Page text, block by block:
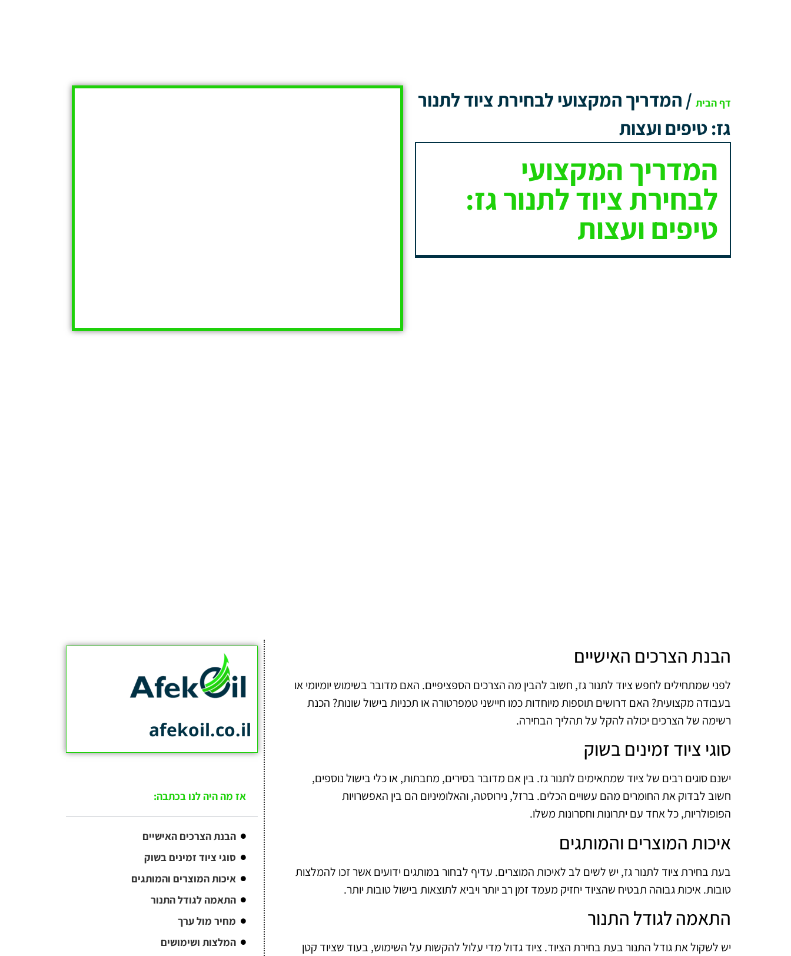
דף הבית /המדריך המקצועי לבחירת ציוד לתנור
גז: טיפים ועצות
המדריך המקצועי
לבחירת ציוד לתנור גז:
טיפים ועצות
הבנת הצרכים האישיים
לפני שמתחילים לחפש ציוד לתנור גז, חשוב להבין מה הצרכים הספציפיים. האם מדובר בשימוש יומיומי או
בעבודה מקצועית? האם דרושים תוספות מיוחדות כמו חיישני טמפרטורה או תכניות בישול שונות? הכנת
רשימה של הצרכים יכולה להקל על תהליך הבחירה.
סוגי ציוד זמינים בשוק
ישנם סוגים רבים של ציוד שמתאימים לתנור גז. בין אם מדובר בסירים, מחבתות, או כלי בישול נוספים,
חשוב לבדוק את החומרים מהם עשויים הכלים. ברזל, נירוסטה, והאלומיניום הם בין האפשרויות
הפופולריות, כל אחד עם יתרונות וחסרונות משלו.
איכות המוצרים והמותגים
בעת בחירת ציוד לתנור גז, יש לשים לב לאיכות המוצרים. עדיף לבחור במותגים ידועים אשר זכו להמלצות
טובות. איכות גבוהה תבטיח שהציוד יחזיק מעמד זמן רב יותר ויביא לתוצאות בישול טובות יותר.
התאמה לגודל התנור
יש לשקול את גודל התנור בעת בחירת הציוד. ציוד גדול מדי עלול להקשות על השימוש, בעוד שציוד קטן
afekoil.co.il
אז מה היה לנו בכתבה:
הבנת הצרכים האישיים
סוגי ציוד זמינים בשוק
איכות המוצרים והמותגים
התאמה לגודל התנור
מחיר מול ערך
המלצות ושימושים